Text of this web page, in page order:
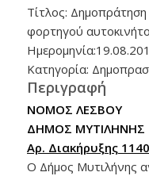
Τίτλος:
φορτηγού
Κατηγορία:
Περιγραφή
ΝΟΜΟΣ ΛΕΣΒΟΥ
ΔΗΜΟΣ ΜΥΤΙΛΗΝΗΣ
Αρ. Διακήρυξης
Ο Δήμος Μυτιλήνης